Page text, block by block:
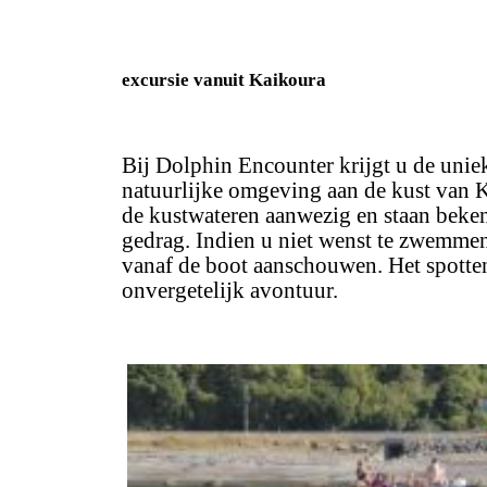
excursie vanuit Kaikoura
Bij Dolphin Encounter krijgt u de
natuurlijke omgeving aan de kust van
de kustwateren aanwezig en staan
gedrag. Indien u niet wenst te
vanaf de boot aanschouwen. Het
onvergetelijk avontuur.